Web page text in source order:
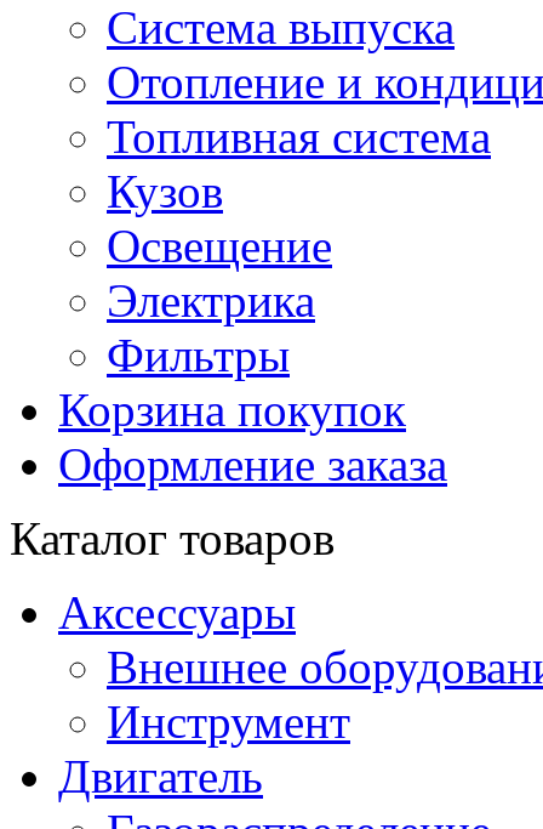
Система выпуска
Отопление и
Топливная система
Кузов
Освещение
Электрика
Фильтры
Корзина покупок
Оформление заказа
Каталог товаров
Аксессуары
Внешнее
Инструмент
Двигатель